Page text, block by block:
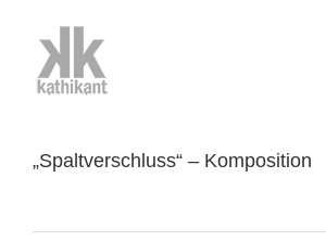
springen
„Spaltverschluss“ – Komposition